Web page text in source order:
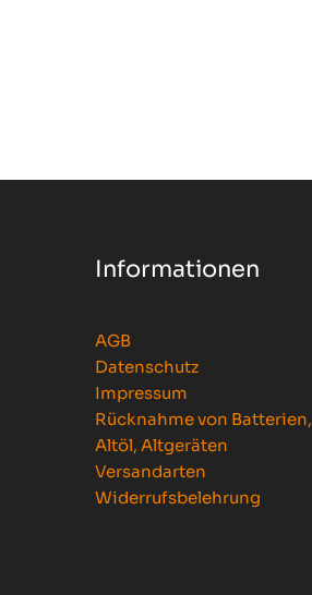
Informationen
AGB
Datenschutz
Impressum
Rücknahme von Batterien,
Altöl, Altgeräten
Versandarten
Widerrufsbelehrung